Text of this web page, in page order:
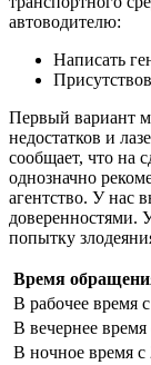
автоводителю:
Написать
Первый вариант
недостатков и
сообщает, что на
однозначно
агентство. У нас
доверенностями.
попытку
Время
В рабочее время
В вечернее
В ночное время с